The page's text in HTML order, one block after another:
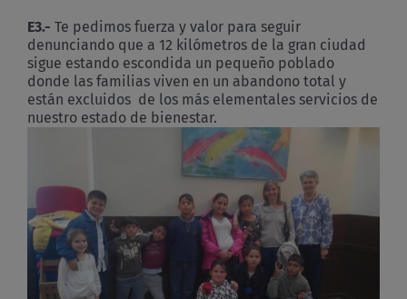
E3.- Te pedimos fuerza y valor para seguir
denunciando que a 12 kilómetros de la gran ciudad
sigue estando escondida un pequeño poblado
donde las familias viven en un abandono total y
están excluidos de los más elementales servicios de
nuestro estado de bienestar.